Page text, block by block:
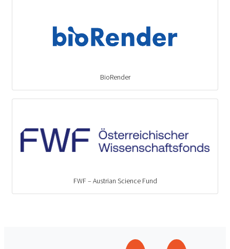
BioRender
FWF – Austrian Science Fund